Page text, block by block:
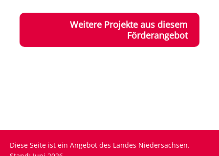
Weitere Projekte aus diesem
Förderangebot
Diese Seite ist ein Angebot des Landes Niedersachsen.